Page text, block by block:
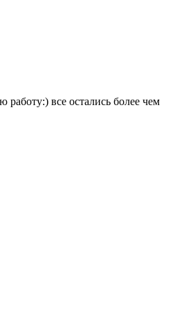
все остались более чем